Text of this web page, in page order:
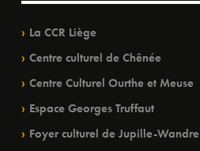
La CCR Liège
Centre culturel de Chênée
Centre Culturel Ourthe et Meuse
Espace Georges Truffaut
Foyer culturel de Jupille-Wandre